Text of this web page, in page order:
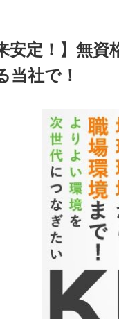
安定！】無
当社で！